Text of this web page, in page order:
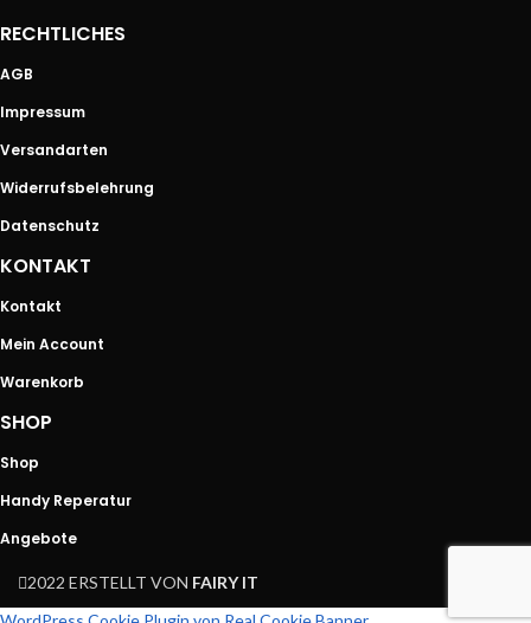
RECHTLICHES
AGB
Impressum
Versandarten
Widerrufsbelehrung
Datenschutz
KONTAKT
Kontakt
Mein Account
Warenkorb
SHOP
Shop
Handy Reperatur
Angebote
2022 ERSTELLT VON FAIRY IT